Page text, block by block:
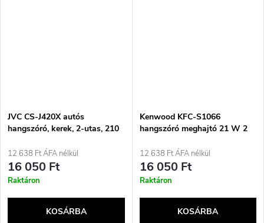
JVC CS-J420X autós
hangszóró, kerek, 2-utas, 210
12 638 Ft ÁFA nélkül
16 050 Ft
Raktáron
KOSÁRBA
Kenwood KFC-S1066
hangszóró meghajtó 21 W 2
hangszóró
12 638 Ft ÁFA nélkül
16 050 Ft
Raktáron
KOSÁRBA